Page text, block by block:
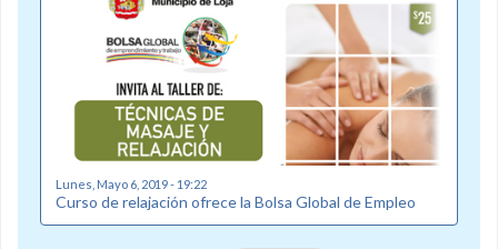
Lunes, Mayo 6, 2019 - 19:22
Curso de relajación ofrece la Bolsa Global de Empleo